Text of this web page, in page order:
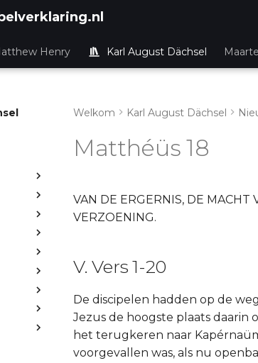
Henry Karl August Dächsel
Welkom Karl August Dächsel
Matthéüs 18
VAN DE ERGERNIS, DE MACHT
VERZOENING.
V. Vers 1-20
De discipelen hadden op de
Jezus de hoogste plaats daarin
het terugkeren naar
voorgevallen was, als nu